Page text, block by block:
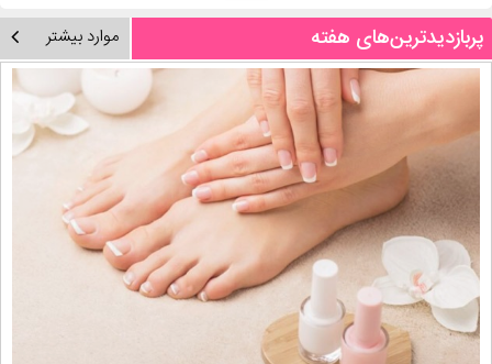
پربازدیدترین‌های هفته موارد بیشتر